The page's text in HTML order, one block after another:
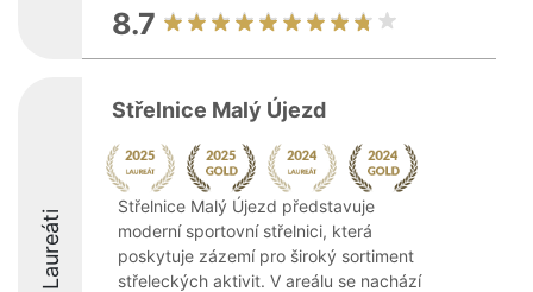
8.7
Laureáti
Střelnice Malý Újezd
Střelnice Malý Újezd představuje
moderní sportovní střelnici, která
poskytuje zázemí pro široký sortiment
střeleckých aktivit. V areálu se nachází